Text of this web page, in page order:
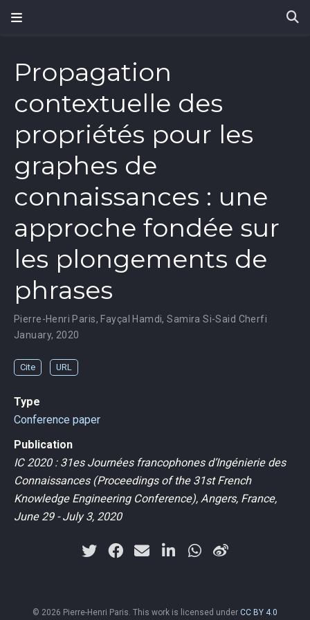
Propagation
contextuelle des
propriétés pour les
graphes de
connaissances : une
approche fondée sur
les plongements de
phrases
Pierre-Henri Paris, Fayçal Hamdi,Samira Si-Said Cherfi
January, 2020
Cite URL
Type
Conference paper
Publication
IC 2020 : 31es Journées francophones d’Ingénierie des
Connaissances (Proceedings of the 31st French
Knowledge Engineering Conference), Angers, France,
June 29 - July 3, 2020
© 2026 Pierre-Henri Paris. This work is licensed under CC BY 4.0